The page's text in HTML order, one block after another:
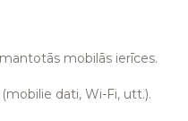
mobilās ierīces.
dati, Wi-Fi, utt.).